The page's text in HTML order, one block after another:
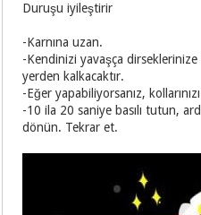
Duruşu iyileştirir
-Karnına uzan.
-Kendinizi yavaşça
yerden kalkacaktır.
-Eğer yapabiliyorsanız,
-10 ila 20 saniye basılı tutun,
dönün. Tekrar et.